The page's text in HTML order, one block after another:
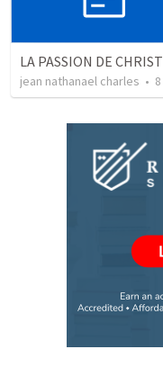
LA PASSION DE CHRIST
jean nathanael charles • 8